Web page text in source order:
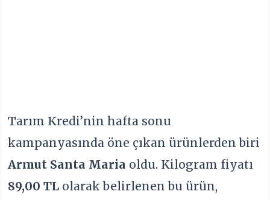
Tarım Kredi’nin hafta sonu
kampanyasında öne çıkan ürünlerden biri
Armut Santa Maria oldu. Kilogram fiyatı
89,00 TL olarak belirlenen bu ürün,